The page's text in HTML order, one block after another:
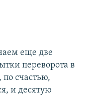
еще две
переворота в
по счастью,
и десятую